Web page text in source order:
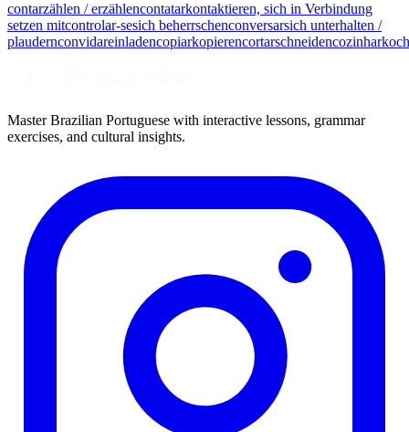
contarzählen / erzählencontatarkontaktieren, sich in Verbindung
setzen mitcontrolar-sesich beherrschenconversarsich unterhalten /
plaudernconvidareinladencopiarkopierencortarschneidencozinhar
Master Brazilian Portuguese with interactive lessons, grammar
exercises, and cultural insights.